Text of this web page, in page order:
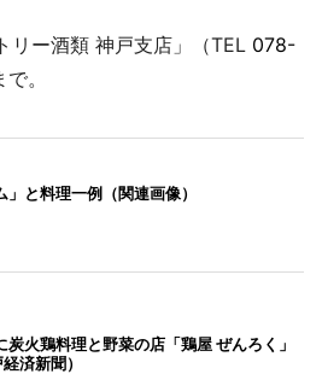
ー酒類 神戸支店」（TEL 078-
。
」と料理一例（関連画像）
炭火鶏料理と野菜の店「鶏屋 ぜんろく」
済新聞）